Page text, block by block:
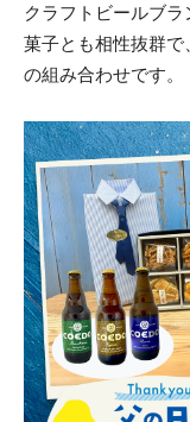
クラフトビールブ
菓子とも相性抜群で
の組み合わせです。